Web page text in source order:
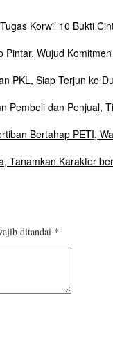
Korwil 10 Bukti
Wujud
PKL, Siap Terjun ke
Pembeli dan Penjual,
Bertahap PETI,
Tanamkan Karakter
ditandai *